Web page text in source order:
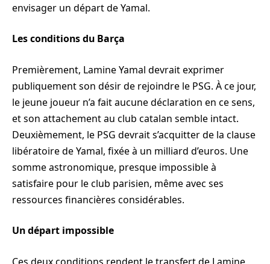
envisager un départ de Yamal.
Les conditions du Barça
Premièrement, Lamine Yamal devrait exprimer
publiquement son désir de rejoindre le PSG. À ce jour,
le jeune joueur n’a fait aucune déclaration en ce sens,
et son attachement au club catalan semble intact.
Deuxièmement, le PSG devrait s’acquitter de la clause
libératoire de Yamal, fixée à un milliard d’euros. Une
somme astronomique, presque impossible à
satisfaire pour le club parisien, même avec ses
ressources financières considérables.
Un départ impossible